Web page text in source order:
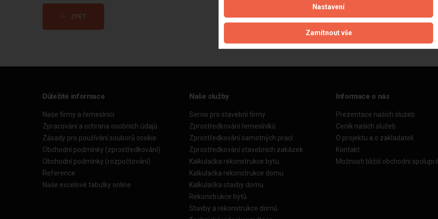
ZPĚT Aktualizováno z portálu ARES dne 04.12.2025 07:00:03
Důležité informace
Naše firmy a řemeslníci
Zpracování a ochrana osobních údajů
Zásady pro používání souborů cookie
Obchodní podmínky (zprostředkování)
Obchodní podmínky (rozpočtování)
Reference
Naše excelové tabulky online
Naše služby
Servis pro stavební firmy
Zprostředkování řemeslníků
Zprostředkování samotných prací
Zprostředkování stavebních zakázek
Kalkulačka rekonstrukce bytu
Kalkulačka rekonstrukce domu
Kalkulačka stavby domu
Rekonstrukce bytů
Stavby a rekonstrukce domů
Informace o nás
Prezentace našich služeb
Ceník našich služeb
O projektu a o zakladateli
Kontakt
Možnosti bližší obchodní
Nastavení
Zamítnout vše